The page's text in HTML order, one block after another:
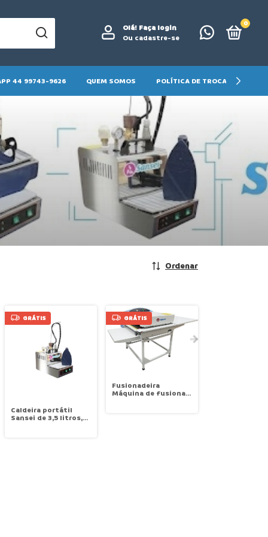
Olá! Faça login
Ou cadastre-se
0
44 99743-9626 QUEM SOMOS POLÍTICA DE TROCA E
Ordenar
GRÁTIS
Caldeira portátil
Sansei de 3,5 litros,
GRÁTIS
Fusionadeira
Máquina de fusionar